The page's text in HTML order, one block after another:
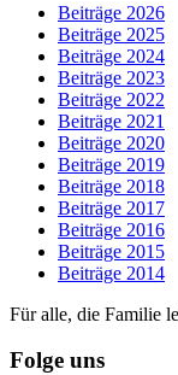
Beiträge 2026
Beiträge 2025
Beiträge 2024
Beiträge 2023
Beiträge 2022
Beiträge 2021
Beiträge 2020
Beiträge 2019
Beiträge 2018
Beiträge 2017
Beiträge 2016
Beiträge 2015
Beiträge 2014
Für alle, die Familie
Folge uns